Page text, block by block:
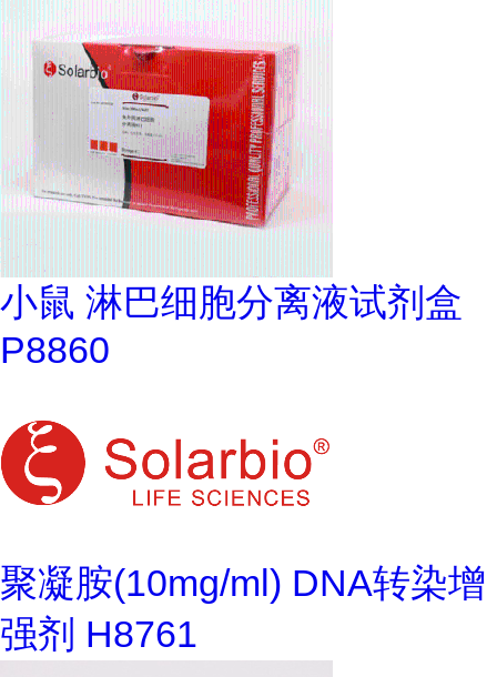
小鼠 淋巴细胞分离液试剂盒
P8860
聚凝胺(10mg/ml) DNA转染增
强剂 H8761